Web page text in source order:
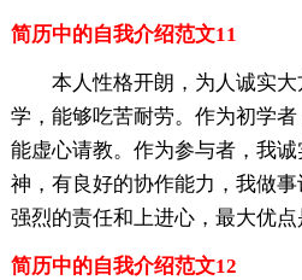
简历中的自我介绍范文11
本人性格开朗，为人诚实
学，能够吃苦耐劳。作为初学者
能虚心请教。作为参与者，我
神，有良好的协作能力，我做
强烈的责任和上进心，最大优点
简历中的自我介绍范文12